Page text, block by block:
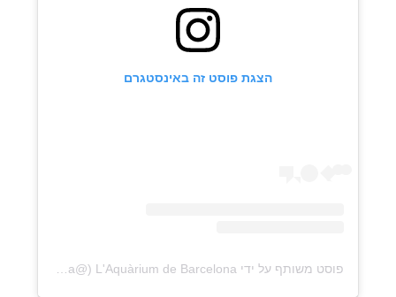
הצגת פוסט זה באינסטגרם
פוסט משותף על ידי ‏‎L'Aquàrium de Barcelona‎‏ (@‏‎aquariumbarcelona‎‏)